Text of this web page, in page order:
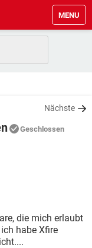
MENU
Nächste
Geschlossen
die mich erlaubt
habe Xfire